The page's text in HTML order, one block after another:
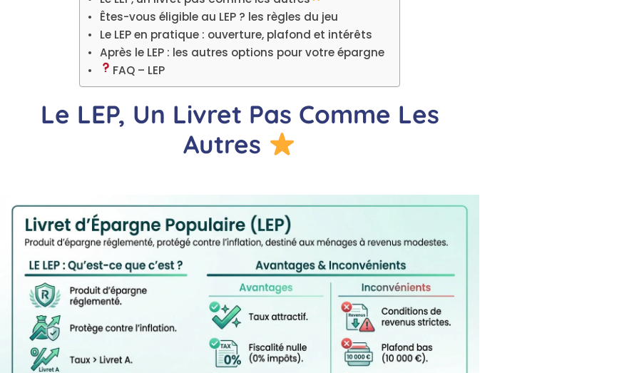
Êtes-vous éligible au LEP ? les règles du jeu
Le LEP en pratique : ouverture, plafond et intérêts
Après le LEP : les autres options pour votre épargne
FAQ – LEP
Le LEP, Un Livret Pas Comme Les
Autres